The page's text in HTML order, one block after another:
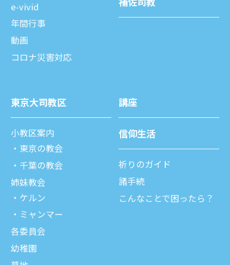
e-vivid
年間⾏事
動画
コロナ災害対応
東京⼤司教区
⼩教区案内
東京の教会
千葉の教会
姉妹教会
ケルン
ミャンマー
各委員会
幼稚園
講座
信仰⽣活
祈りのガイド
諸⼿続
こんなことで困ったら？